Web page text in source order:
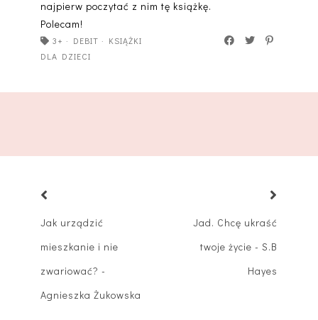
najpierw poczytać z nim tę książkę.
Polecam!
3+ · DEBIT · KSIĄŻKI
DLA DZIECI
Jak urządzić
mieszkanie i nie
zwariować? -
Agnieszka Żukowska
Jad. Chcę ukraść
twoje życie - S.B
Hayes